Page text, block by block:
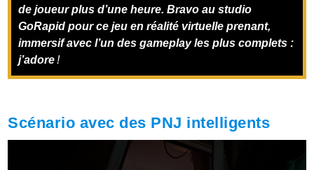
de joueur plus d’une heure. Bravo au studio
GoRapid pour ce jeu en réalité virtuelle prenant,
immersif avec l’un des gameplay les plus complets :
j’adore!
Scénario avec des PNJ intelligents